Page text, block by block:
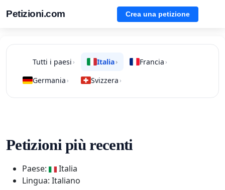
Petizioni.com Crea una petizione
Tutti i paesi › Italia› Francia ›
Germania › Svizzera ›
Petizioni più recenti
Paese:
Italia
Lingua: Italiano